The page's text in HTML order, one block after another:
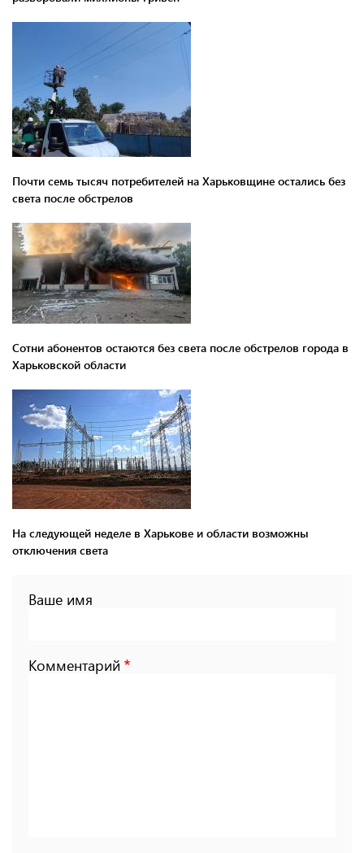
Почти семь тысяч потребителей на Харьковщине остались без
света после обстрелов
Сотни абонентов остаются без света после обстрелов города в
Харьковской области
На следующей неделе в Харькове и области возможны
отключения света
Ваше имя
Комментарий